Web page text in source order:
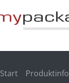
Start Produktinfo